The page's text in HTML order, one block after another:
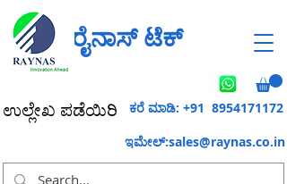
ಉಲ್ಲೇಖ ಪಡೆಯಿರಿ
ರೈನಾಸ್ ಟೆಕ್
ಕರೆ ಮಾಡಿ: +91 8954171172
ಇಮೇಲ್:sales@raynas.co.in